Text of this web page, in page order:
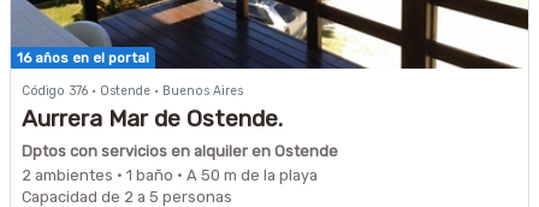
16 años en el portal
Código 376 · Ostende · Buenos Aires
Aurrera Mar de Ostende.
Dptos con servicios en alquiler en Ostende
2 ambientes · 1 baño · A 50 m de la playa
Capacidad de 2 a 5 personas